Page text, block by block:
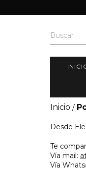
Inicio /
Desde
Te
Vía mail:
Vía